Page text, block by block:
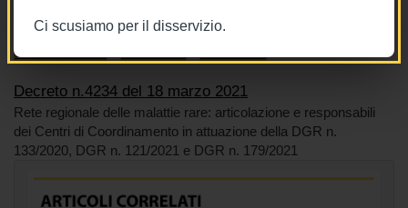
Ci scusiamo per il disservizio.
Tags Toscana
BURT Bollettino della regione toscana
Sistema sanitario
Decreto n.4234 del 18 marzo 2021
Rete regionale delle malattie rare: articolazione e responsabili
dei Centri di Coordinamento in attuazione della DGR n.
133/2020, DGR n. 121/2021 e DGR n. 179/2021